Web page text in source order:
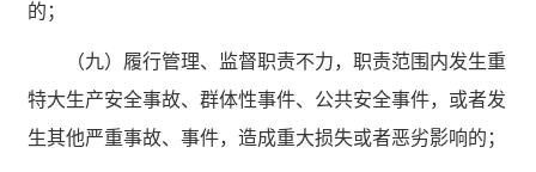
的；
（九）履行管理、监督职责不力，职责范围内发生重
特大生产安全事故、群体性事件、公共安全事件，或者发
生其他严重事故、事件，造成重大损失或者恶劣影响的；